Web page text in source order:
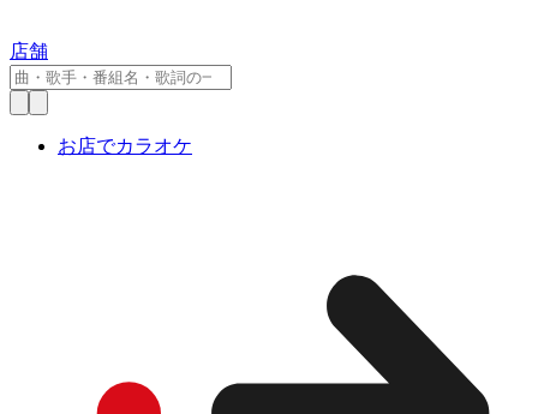
店舗
お店でカラオケ